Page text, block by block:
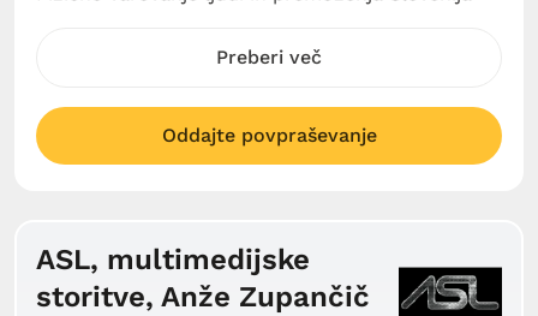
Preberi več
Oddajte povpraševanje
ASL, multimedijske
storitve, Anže Zupančič